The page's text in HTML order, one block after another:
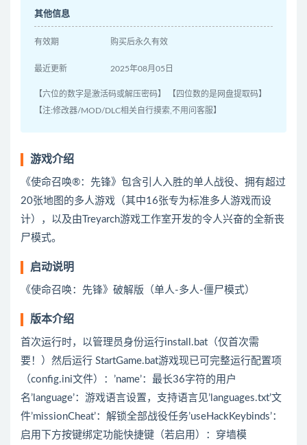
其他信息
有效期 购买后永久有效
最近更新 2025年08月05日
【六位的数字是激活码或解压密码】 【四位数的是网盘提取码】
【注:修改器/MOD/DLC相关自行摸索,不用问客服】
游戏介绍
《使命召唤®：先锋》包含引人入胜的单人战役、拥有超过
20张地图的多人游戏（其中16张专为标准多人游戏而设
计），以及由Treyarch游戏工作室开发的令人兴奋的全新丧
尸模式。
启动说明
《使命召唤：先锋》破解版（单人-多人-僵尸模式）
版本介绍
首次运行时，以管理员身份运行install.bat（仅首次需
要！）然后运行 StartGame.bat游戏现已可完整运行配置项
（config.ini文件）：’name’：最长36字符的用户
名’language’：游戏语言设置，支持语言见’languages.txt’文
件’missionCheat’：解锁全部战役任务’useHackKeybinds’：
启用下方按键绑定功能快捷键（若启用）：穿墙模